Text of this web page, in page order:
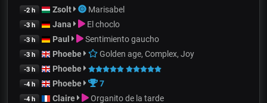
-2 h Zsolt Marisabel
-3 h Jana El choclo
-3 h Paul Sentimiento gaucho
-3 h Phoebe Golden age, Complex, Joy
-3 h Phoebe
-4 h Phoebe 7
-4 h Claire Organito de la tarde